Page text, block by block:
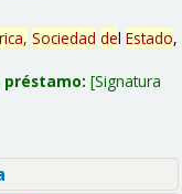
Sociedad del Estado,
préstamo: Signatura